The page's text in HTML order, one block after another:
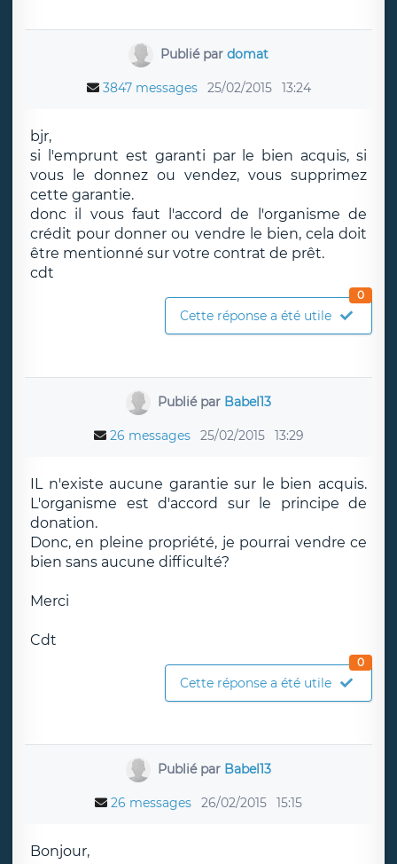
Publié par domat
3847 messages 25/02/2015 13:24
bjr,
si l'emprunt est garanti par le bien acquis, si
vous le donnez ou vendez, vous supprimez
cette garantie.
donc il vous faut l'accord de l'organisme de
crédit pour donner ou vendre le bien, cela doit
être mentionné sur votre contrat de prêt.
cdt
Cette réponse a été utile
0
Publié par Babel13
26 messages 25/02/2015 13:29
IL n'existe aucune garantie sur le bien acquis.
L'organisme est d'accord sur le principe de
donation.
Donc, en pleine propriété, je pourrai vendre ce
bien sans aucune difficulté?
Merci
Cdt
Cette réponse a été utile
0
Publié par Babel13
26 messages 26/02/2015 15:15
Bonjour,